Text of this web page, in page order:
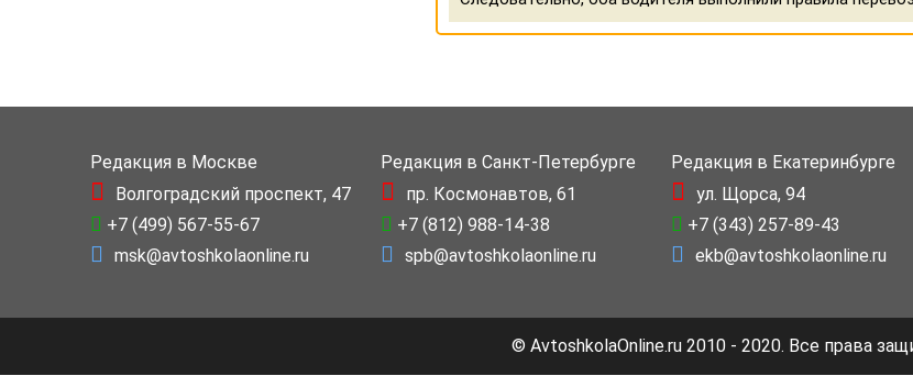
Редакция в Москве
Волгоградский проспект, 47
+7 (499) 567-55-67
msk@avtoshkolaonline.ru
Редакция в Санкт-Петербурге
пр. Космонавтов, 61
+7 (812) 988-14-38
spb@avtoshkolaonline.ru
Редакция в Екатеринбурге
ул. Щорса, 94
+7 (343) 257-89-43
ekb@avtoshkolaonline.ru
© AvtoshkolaOnline.ru 2010 - 2020. Все права